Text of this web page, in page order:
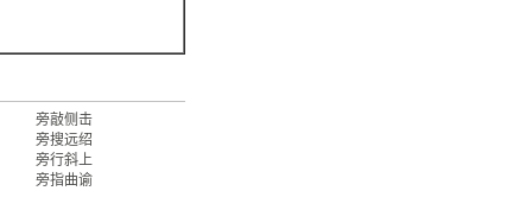
旁敲侧击
旁搜远绍
旁行斜上
旁指曲谕